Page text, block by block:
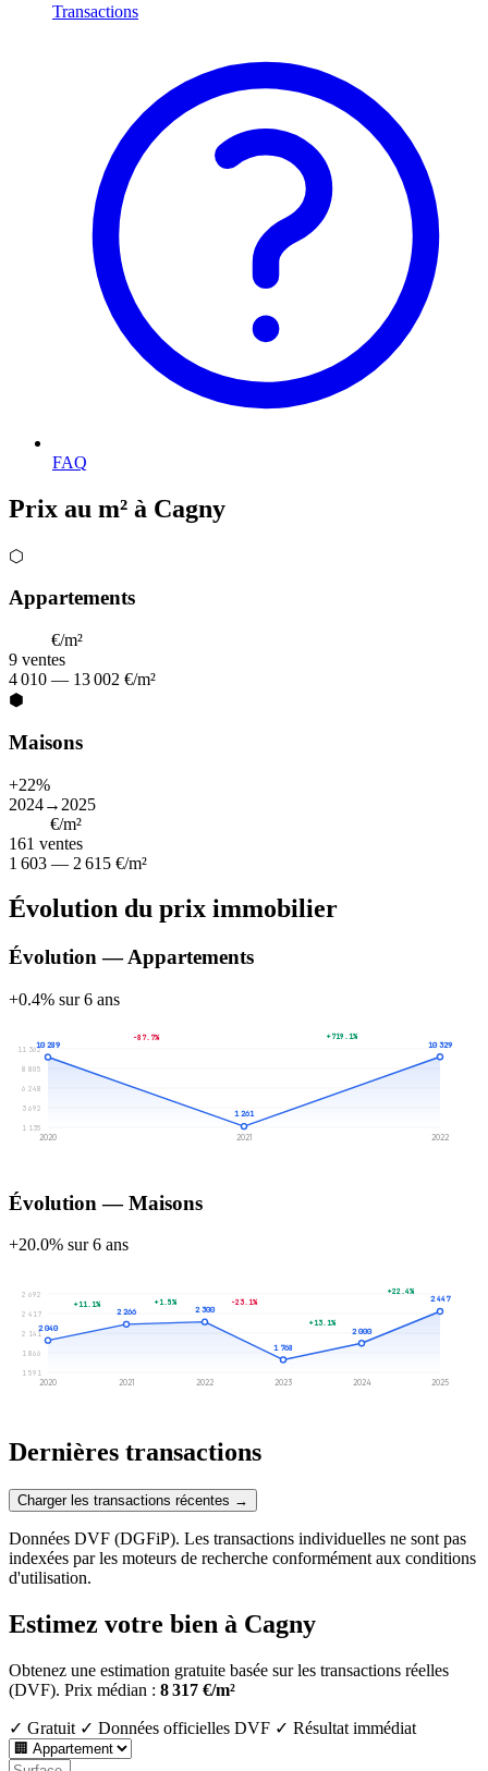
Transactions
FAQ
Prix au m² à Cagny
⬡
Appartements
€/m²
9 ventes
4 010 — 13 002 €/m²
⬢
Maisons
+22%
2024→2025
€/m²
161 ventes
1 603 — 2 615 €/m²
Évolution du prix immobilier
Évolution — Appartements
+0.4% sur 6 ans
1 135
3 692
6 248
8 805
11 36210 289
2020
1 261
2021
10 329
2022
-87.7% +719.1%
Évolution — Maisons
+20.0% sur 6 ans
1 591
1 866
2 141
2 417
2 692
2 040
2020
2 266
2021
2 300
2022
1 768
2023
2 000
2024
2 447
2025
+11.1% +1.5% -23.1%
+13.1%
+22.4%
Dernières transactions
Charger les transactions récentes →
Données DVF (DGFiP). Les transactions individuelles ne sont pas
indexées par les moteurs de recherche conformément aux conditions
d'utilisation.
Estimez votre bien à Cagny
Obtenez une estimation gratuite basée sur les transactions réelles
(DVF). Prix médian : 8 317 €/m²
✓ Gratuit ✓ Données officielles DVF ✓ Résultat immédiat